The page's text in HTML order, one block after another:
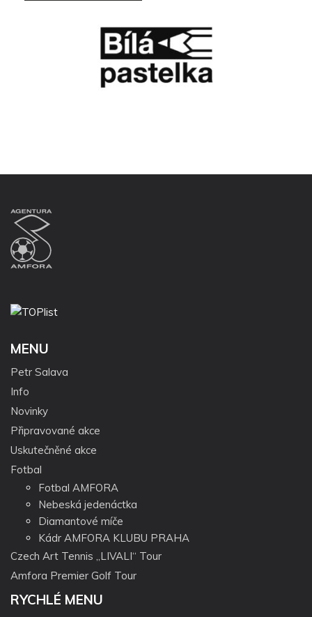
MENU
Petr Salava
Info
Novinky
Připravované akce
Uskutečněné akce
Fotbal
Fotbal AMFORA
Nebeská jedenáctka
Diamantové míče
Kádr AMFORA KLUBU PRAHA
Czech Art Tennis „LIVALI“ Tour
Amfora Premier Golf Tour
RYCHLÉ MENU